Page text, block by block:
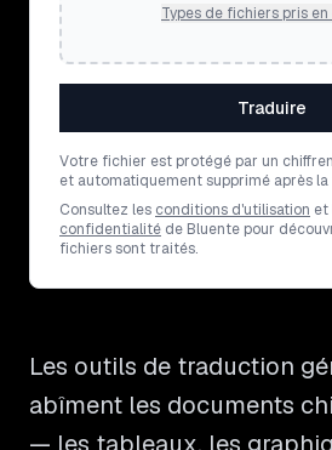
Types de fichiers pris
Traduire
Votre fichier est protégé par un
et automatiquement supprimé après
Consultez les conditions d'utilisation et
confidentialité de Bluente pour
fichiers sont traités.
Les outils de traduction
abîment les documents